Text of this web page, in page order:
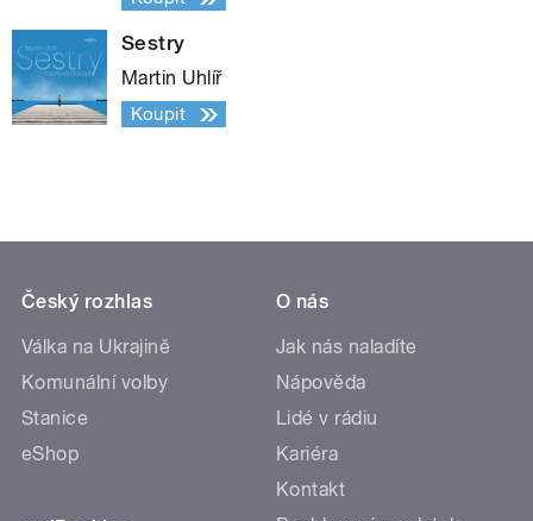
Sestry
Martin Uhlíř
Koupit
Český rozhlas
Válka na Ukrajině
Komunální volby
Stanice
eShop
O nás
Jak nás naladíte
Nápověda
Lidé v rádiu
Kariéra
Kontakt